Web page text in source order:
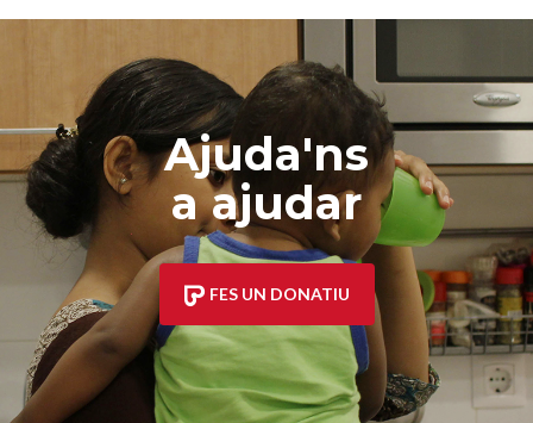
Ajuda'ns
a ajudar
FES UN DONATIU